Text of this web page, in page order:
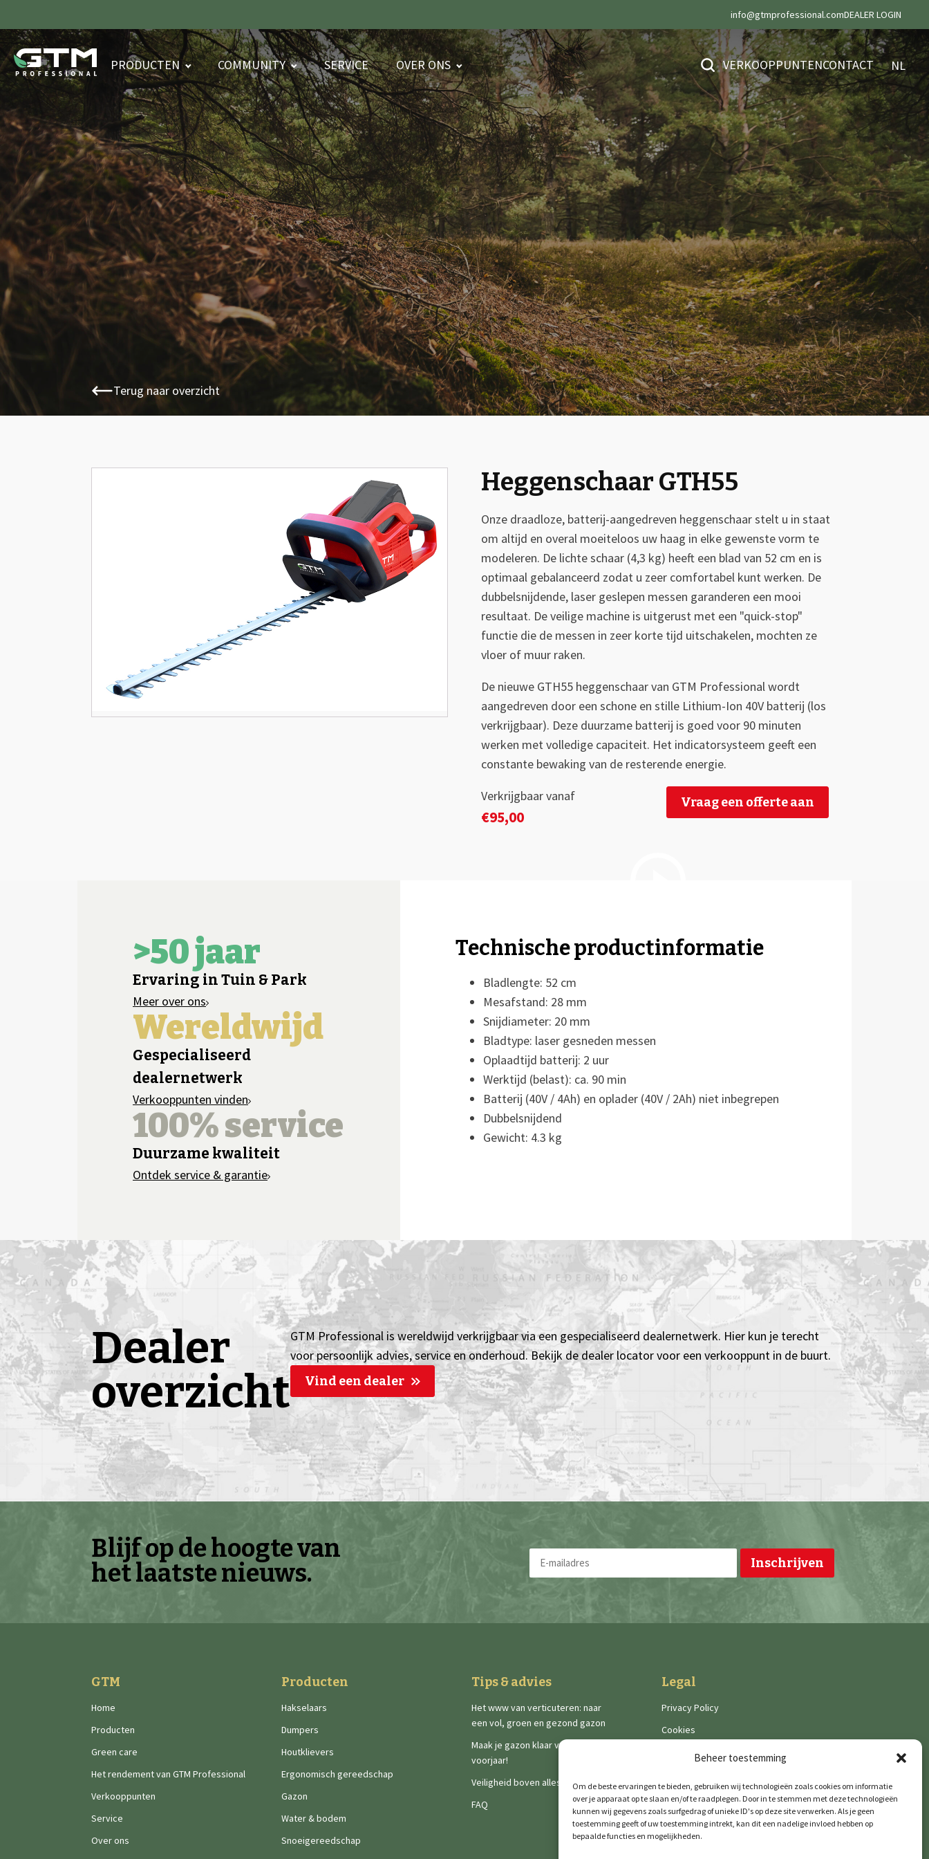
Beheer toestemming
Om de beste ervaringen te bieden, gebruiken wij technologieën zoals cookies om informatie
over je apparaat op te slaan en/of te raadplegen. Door in te stemmen met deze technologieën
kunnen wij gegevens zoals surfgedrag of unieke ID's op deze site verwerken. Als je geen
toestemming geeft of uw toestemming intrekt, kan dit een nadelige invloed hebben op
bepaalde functies en mogelijkheden.
info@gtmprofessional.comDEALER LOGIN
PRODUCTEN COMMUNITY SERVICE OVER ONS VERKOOPPUNTENCONTACT NL
Terug naar overzicht
Heggenschaar GTH55
Onze draadloze, batterij-aangedreven heggenschaar stelt u in staat
om altijd en overal moeiteloos uw haag in elke gewenste vorm te
modeleren. De lichte schaar (4,3 kg) heeft een blad van 52 cm en is
optimaal gebalanceerd zodat u zeer comfortabel kunt werken. De
dubbelsnijdende, laser geslepen messen garanderen een mooi
resultaat. De veilige machine is uitgerust met een "quick-stop"
functie die de messen in zeer korte tijd uitschakelen, mochten ze
vloer of muur raken.
De nieuwe GTH55 heggenschaar van GTM Professional wordt
aangedreven door een schone en stille Lithium-Ion 40V batterij (los
verkrijgbaar). Deze duurzame batterij is goed voor 90 minuten
werken met volledige capaciteit. Het indicatorsysteem geeft een
constante bewaking van de resterende energie.
Verkrijgbaar vanaf
€95,00
Vraag een offerte aan
>50 jaar
Ervaring in Tuin & Park
Meer over ons
Wereldwijd
Gespecialiseerd
dealernetwerk
Verkooppunten vinden
100% service
Duurzame kwaliteit
Ontdek service & garantie
Technische productinformatie
Bladlengte: 52 cm
Mesafstand: 28 mm
Snijdiameter: 20 mm
Bladtype: laser gesneden messen
Oplaadtijd batterij: 2 uur
Werktijd (belast): ca. 90 min
Batterij (40V / 4Ah) en oplader (40V / 2Ah) niet inbegrepen
Dubbelsnijdend
Gewicht: 4.3 kg
Dealer
overzicht
GTM Professional is wereldwijd verkrijgbaar via een gespecialiseerd dealernetwerk. Hier kun je terecht
voor persoonlijk advies, service en onderhoud. Bekijk de dealer locator voor een verkooppunt in de buurt.
Vind een dealer
Blijf op de hoogte van
het laatste nieuws.
mailadres
(Vereist)
GTM
Home
Producten
Green care
Het rendement van GTM Professional
Verkooppunten
Service
Over ons
Producten
Hakselaars
Dumpers
Houtklievers
Ergonomisch gereedschap
Gazon
Water & bodem
Snoeigereedschap
Tips & advies
Het www van verticuteren: naar
een vol, groen en gezond gazon
Maak je gazon klaar voor het
voorjaar!
Veiligheid boven alles
FAQ
Legal
Privacy Policy
Cookies